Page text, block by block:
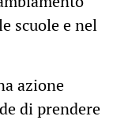
scuole e nel
azione
di prendere